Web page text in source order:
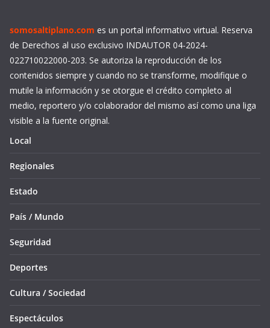
somosaltiplano.com es un portal informativo virtual. Reserva
de Derechos al uso exclusivo INDAUTOR 04-2024-
022710022000-203. Se autoriza la reproducción de los
contenidos siempre y cuando no se transforme, modifique o
mutile la información y se otorgue el crédito completo al
medio, reportero y/o colaborador del mismo así como una liga
visible a la fuente original.
Local
Regionales
Estado
País / Mundo
Seguridad
Deportes
Cultura / Sociedad
Espectáculos